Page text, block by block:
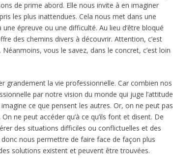
de prime abord. Elle nous invite à en imaginer
les plus inattendues. Cela nous met dans une
épreuve ou une difficulté. Au lieu d’être bloqué
des chemins divers à découvrir. Attention, c’est
vous le savez, dans le concret, c’est loin
grandement la vie professionnelle. Car combien nos
par notre vision du monde qui juge l’attitude
ce que pensent les autres. Or, on ne peut pas
ne peut accéder qu’à ce qu’ils font et disent. De
des situations difficiles ou conflictuelles et des
nous permettre de faire face de façon plus
solutions existent et peuvent être trouvées.